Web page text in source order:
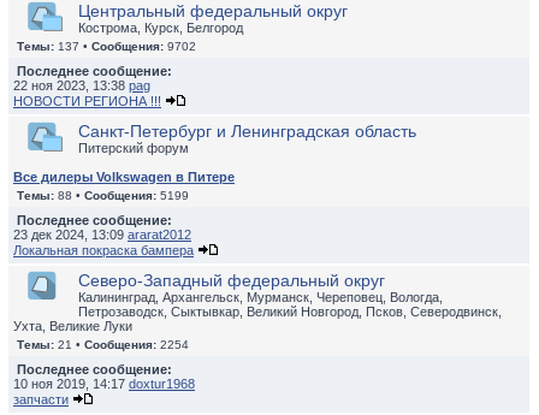
Центральный федеральный округ
Кострома, Курск, Белгород
Темы: 137 • Сообщения: 9702
Последнее сообщение:
22 ноя 2023, 13:38 pag
НОВОСТИ РЕГИОНА !!!
Санкт-Петербург и Ленинградская область
Питерский форум
Все дилеры Volkswagen в Питере
Темы: 88 • Сообщения: 5199
Последнее сообщение:
23 дек 2024, 13:09 ararat2012
Локальная покраска бампера
Северо-Западный федеральный округ
Калининград, Архангельск, Мурманск, Череповец, Вологда,
Петрозаводск, Сыктывкар, Великий Новгород, Псков, Северодвинск,
Ухта, Великие Луки
Темы: 21 • Сообщения: 2254
Последнее сообщение:
10 ноя 2019, 14:17 doxtur1968
запчасти